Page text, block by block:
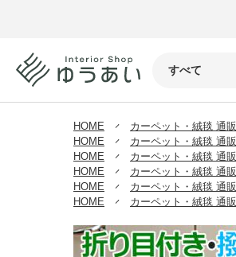
HOME カーペット・絨毯 通販
HOME
カーペット・絨毯 通販
HOME
カーペット・絨毯 通販
HOME
カーペット・絨毯 通販
HOME
カーペット・絨毯 通販
HOME
カーペット・絨毯 通販